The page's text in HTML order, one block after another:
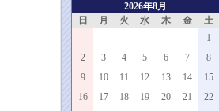
2026年8月
日
月 火 水 木 金
土
1
2
3 4 5 6 7
8
9
10 11 12 13 14
15
16
17 18 19 20 21
22